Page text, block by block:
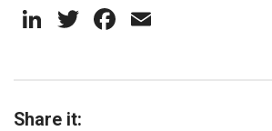
LinkedIn
TwitterFacebook
Share it: